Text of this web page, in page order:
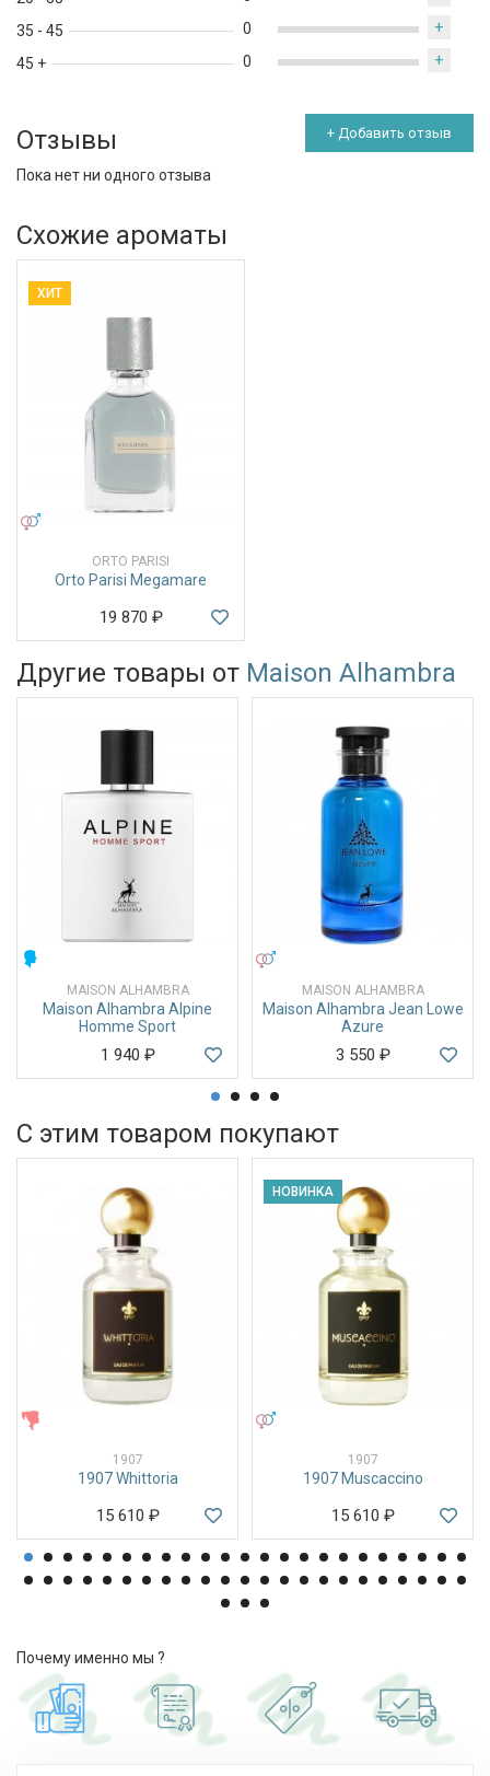
35 - 45
45 +
0 +
0 +
Отзывы + Добавить отзыв
Пока нет ни одного отзыва
Схожие ароматы
ХИТ
ORTO PARISI
Orto Parisi Megamare
19 870 ₽
Другие товары от Maison Alhambra
MAISON ALHAMBRA
Maison Alhambra Alpine
Homme Sport
1 940 ₽
MAISON ALHAMBRA
Maison Alhambra Jean Lowe
Azure
3 550 ₽
С этим товаром покупают
1907
1907 Whittoria
15 610 ₽
НОВИНКА
1907
1907 Muscaccino
15 610 ₽
Почему именно мы ?